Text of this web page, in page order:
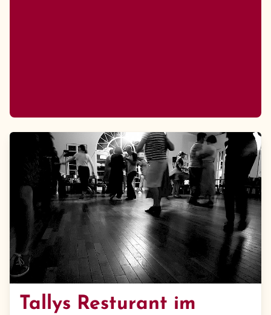
Tallys Resturant im